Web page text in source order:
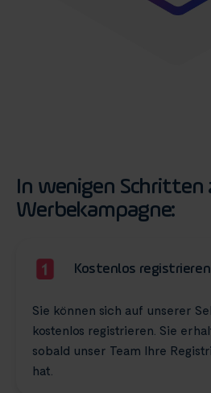
In wenigen Schritten
Werbekampagne:
Kostenlos registrieren
Sie können sich auf unserer
kostenlos registrieren . Sie
sobald unser Team Ihre
hat.